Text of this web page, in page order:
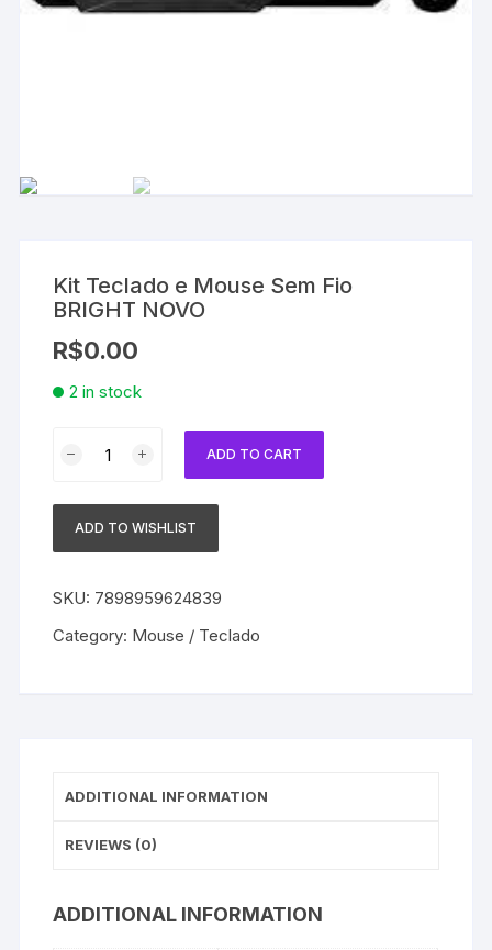
Kit Teclado e Mouse Sem Fio
BRIGHT NOVO
R$0.00
2 in stock
Teclado
Mouse
BRIGHT
quantity
ADD TO CART
ADD TO WISHLIST
SKU: 7898959624839
Category: Mouse / Teclado
ADDITIONAL INFORMATION
REVIEWS (0)
ADDITIONAL INFORMATION